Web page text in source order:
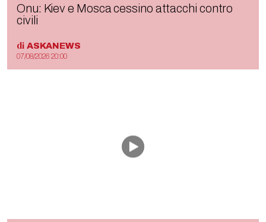
Onu: Kiev e Mosca cessino attacchi contro
civili
di ASKANEWS
07/08/2026 20:00